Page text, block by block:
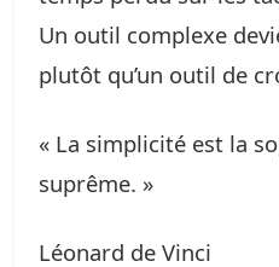
Un outil complexe
plutôt qu’un outil de
« La simplicité est la
suprême. »
Léonard de Vinci